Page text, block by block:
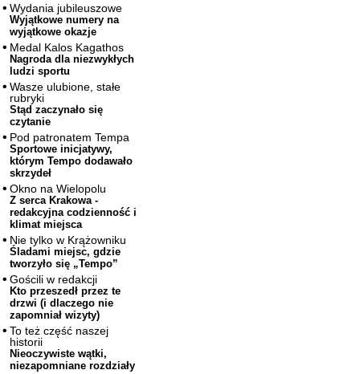
Wydania jubileuszowe
Wyjątkowe numery na
wyjątkowe okazje
Medal Kalos Kagathos
Nagroda dla niezwykłych
ludzi sportu
Wasze ulubione, stałe
rubryki
Stąd zaczynało się
czytanie
Pod patronatem Tempa
Sportowe inicjatywy,
którym Tempo dodawało
skrzydeł
Okno na Wielopolu
Z serca Krakowa -
redakcyjna codzienność i
klimat miejsca
Nie tylko w Krążowniku
Śladami miejsc, gdzie
tworzyło się „Tempo”
Gościli w redakcji
Kto przeszedł przez te
drzwi (i dlaczego nie
zapomniał wizyty)
To też część naszej
historii
Nieoczywiste wątki,
niezapomniane rozdziały